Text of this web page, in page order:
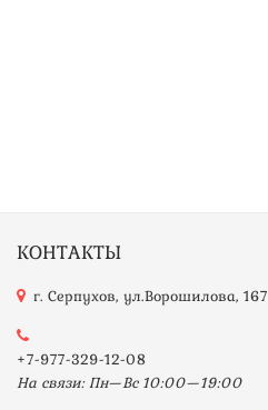
КОНТАКТЫ
г. Серпухов, ул.Ворошилова, 167
+7-977-329-12-08
На связи: Пн—Вс 10:00—19:00